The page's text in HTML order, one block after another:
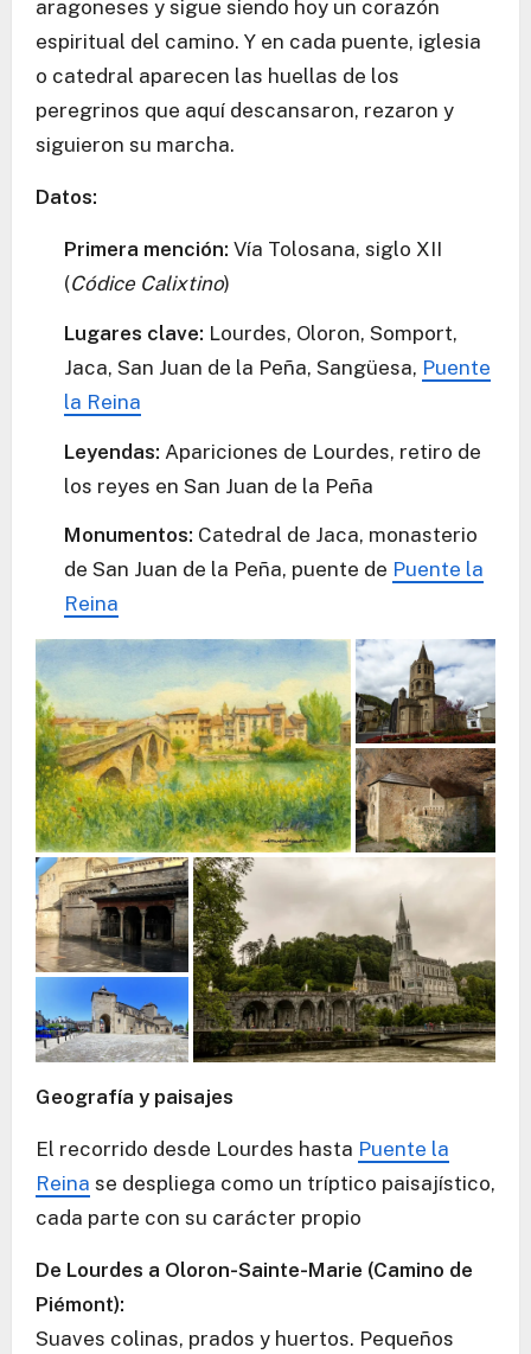
aragoneses y sigue siendo hoy un corazón
espiritual del camino. Y en cada puente, iglesia
o catedral aparecen las huellas de los
peregrinos que aquí descansaron, rezaron y
siguieron su marcha.
Datos:
Primera mención: Vía Tolosana, siglo XII
(Códice Calixtino)
Lugares clave: Lourdes, Oloron, Somport,
Jaca, San Juan de la Peña, Sangüesa, Puente
la Reina
Leyendas: Apariciones de Lourdes, retiro de
los reyes en San Juan de la Peña
Monumentos: Catedral de Jaca, monasterio
de San Juan de la Peña, puente de Puente la
Reina
Geografía y paisajes
El recorrido desde Lourdes hasta Puente la
Reina se despliega como un tríptico paisajístico,
cada parte con su carácter propio
De Lourdes a Oloron-Sainte-Marie (Camino de
Piémont):
Suaves colinas, prados y huertos. Pequeños